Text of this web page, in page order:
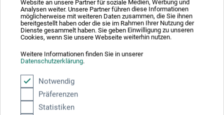
Website an unsere Partner für soziale Medien, Werbung und
Analysen weiter. Unsere Partner führen diese Informationen
möglicherweise mit weiteren Daten zusammen, die Sie ihnen
bereitgestellt haben oder die sie im Rahmen Ihrer Nutzung der
Dienste gesammelt haben. Sie geben Einwilligung zu unseren
Cookies, wenn Sie unsere Webseite weiterhin nutzen.
Weitere Informationen finden Sie in unserer
Datenschutzerklärung.
Notwendig
Präferenzen
Statistiken
das Verhältnis von Borstenfestigkeit und Länge passt nicht
mehr, der Pinsel ist für das Malen mit "trockener" Acrylfarbe
nun zu weich und macht streifige Aufträge. Sehr, sehr
schade! Ich werde mich nach einer Alternative umschauen
Antwort:
Ihr Feedback. Wir bedauern, dass Sie mit dem Produkt
nicht mehr zufrieden sind. Wir haben Ihre Kritik an unser
Produktmanagement weitergeleitet. Viele Grüße, Ihr